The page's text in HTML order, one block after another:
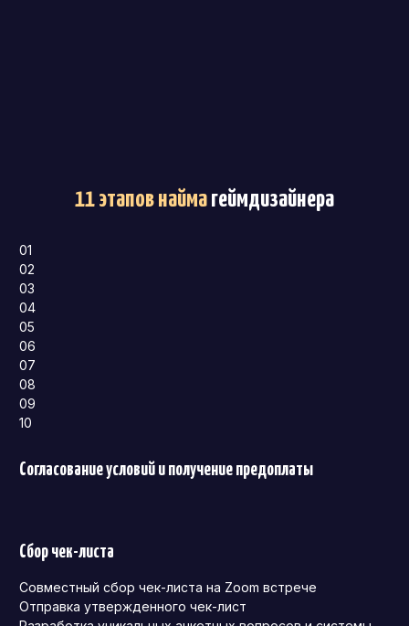
11 этапов наймагеймдизайнера
01
02
03
04
05
06
07
08
09
10
Согласование условий и получение предоплаты
Сбор чек-листа
Совместный сбор чек-листа на Zoom встрече
Отправка утвержденного чек-лист